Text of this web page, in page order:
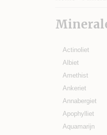
Actinoliet
Albiet
Amethist
Ankeriet
Annabergiet
Apophylliet
Aquamarijn